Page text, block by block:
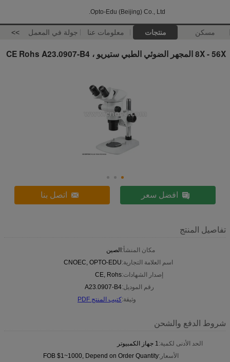
Opto-Edu (Beijing) Co., Ltd.
مسكن منتجات معلومات عنا جولة في المعمل >>
8X - 56X المجهر الضوئي الطبي ستيريو ، CE Rohs A23.0907-B4
افضل سعر اتصل بنا
تفاصيل المنتج
مكان المنشأ:الصين
اسم العلامة التجارية:CNOEC, OPTO-EDU
إصدار الشهادات:CE, Rohs
رقم الموديل:A23.0907-B4
وثيقة:كتيب المنتج PDF
شروط الدفع والشحن
الحد الأدنى لكمية:1 جهاز الكمبيوتر
الأسعار:FOB $1~1000, Depend on Order Quantity